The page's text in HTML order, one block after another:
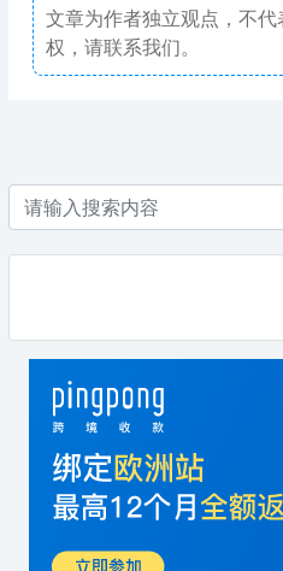
文章为作者独立观点，不
权，请联系我们。